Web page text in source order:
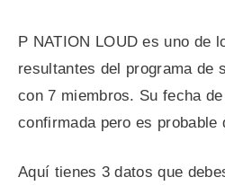
P NATION LOUD es uno de
resultantes del programa de
con 7 miembros. Su fecha
confirmada pero es probable
Aquí tienes 3 datos que